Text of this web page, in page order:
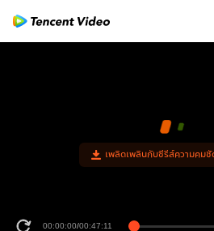
เพลิดเพลินกับซีรีส์ความคมชั
00:00:00/00:47:11